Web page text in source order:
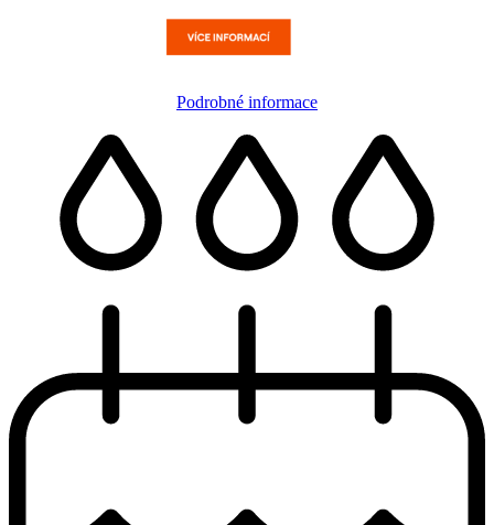
Podrobné informace